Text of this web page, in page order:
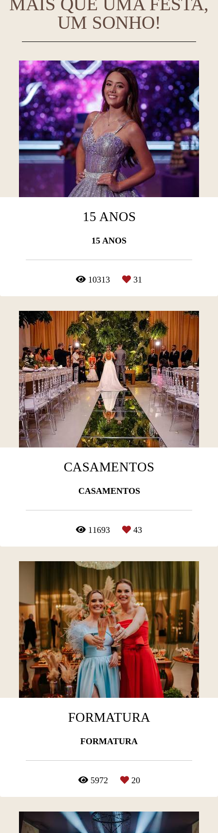
UM SONHO!
15 ANOS
15 ANOS
10313 31
CASAMENTOS
CASAMENTOS
11693 43
FORMATURA
FORMATURA
5972 20